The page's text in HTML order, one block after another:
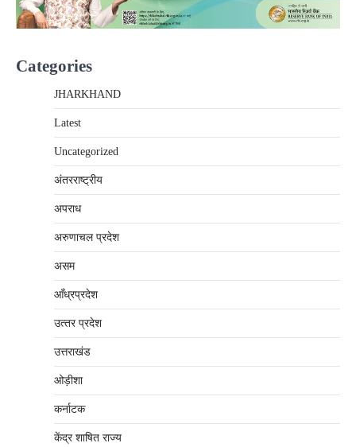
Categories
JHARKHAND
Latest
Uncategorized
अंतरराष्‍ट्रीय
अपराध
अरुणाचल प्रदेश
असम
आँध्रप्रदेश
उत्‍तर प्रदेश
उत्तराखंड
ओड़ीशा
कर्नाटक
केंद्र शाषित राज्य